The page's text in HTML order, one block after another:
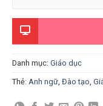
Danh mục: Giáo dục
Thẻ: Anh ngữ, Đào tạo,